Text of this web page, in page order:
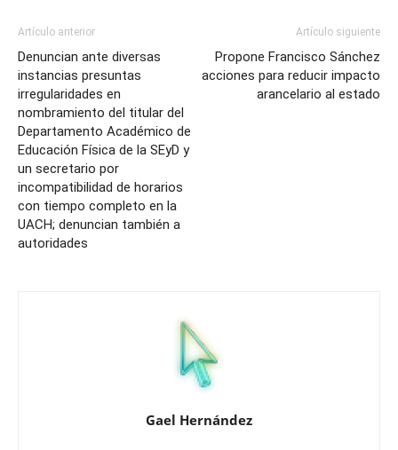
Artículo anterior
Denuncian ante diversas
instancias presuntas
irregularidades en
nombramiento del titular del
Departamento Académico de
Educación Física de la SEyD y
un secretario por
incompatibilidad de horarios
con tiempo completo en la
UACH; denuncian también a
autoridades
Artículo siguiente
Propone Francisco Sánchez
acciones para reducir impacto
arancelario al estado
Gael Hernández